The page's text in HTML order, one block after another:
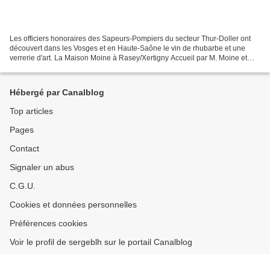
Les officiers honoraires des Sapeurs-Pompiers du secteur Thur-Doller ont
découvert dans les Vosges et en Haute-Saône le vin de rhubarbe et une
verrerie d'art. La Maison Moine à Rasey/Xertigny Accueil par M. Moine et
Hébergé par Canalblog
Top articles
Pages
Contact
Signaler un abus
C.G.U.
Cookies et données personnelles
Préférences cookies
Voir le profil de sergeblh sur le portail Canalblog